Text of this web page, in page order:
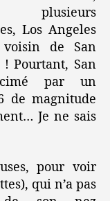
plusieurs
Los Angeles
voisin de San
Pourtant, San
par un
de magnitude
Je ne sais
pour voir
qui n’a pas